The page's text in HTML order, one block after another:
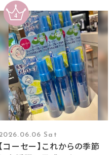
Sat
【コーセー】これからの季節